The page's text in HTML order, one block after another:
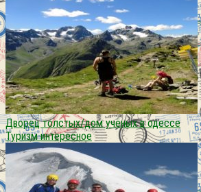
Дворец толстых/дом учёных в одессе
Туризм интересное